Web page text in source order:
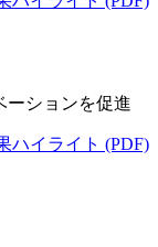
ーションを促進
ハイライト (PDF)